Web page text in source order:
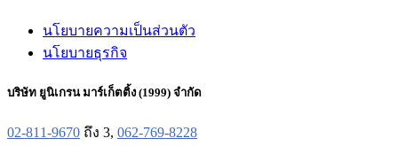
นโยบายความเป็นส่วนตัว
นโยบายธุรกิจ
บริษัท ยูนิเกรน มาร์เก็ตติ้ง (1999) จำกัด
02-811-9670 ถึง 3, 062-769-8228